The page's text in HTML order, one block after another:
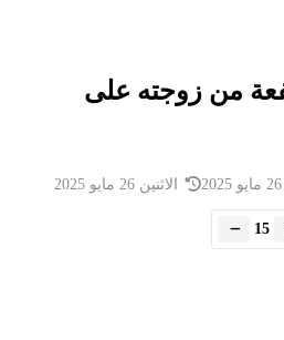
من زوجته على
الاثنين 26 مايو 2025
15